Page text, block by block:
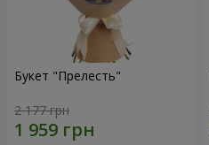
Букет "Прелесть"
2 177 грн